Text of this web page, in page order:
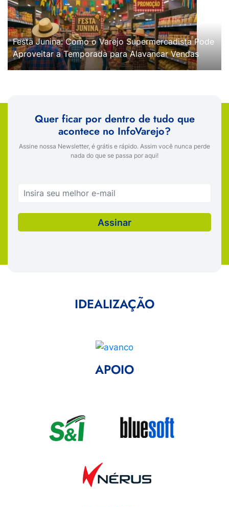
Festa Junina: Como o Varejo Supermercadista Pode
Aproveitar a Temporada para Alavancar Vendas
Quer ficar por dentro de tudo que
acontece no InfoVarejo?
Assine nossa Newsletter, é grátis e rápido. Assim você nunca perde
nada do que se passa por aqui!
IDEALIZAÇÃO
APOIO